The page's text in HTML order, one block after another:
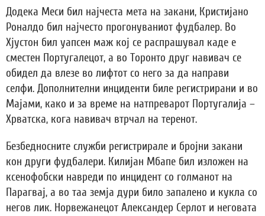
Додека Меси бил најчеста мета на закани, Кристијано
Роналдо бил најчесто прогонуваниот фудбалер. Во
Хјустон бил уапсен маж кој се распрашувал каде е
сместен Португалецот, а во Торонто друг навивач се
обидел да влезе во лифтот со него за да направи
селфи. Дополнителни инциденти биле регистрирани и во
Мајами, како и за време на натпреварот Португалија –
Хрватска, кога навивач втрчал на теренот.
Безбедносните служби регистрирале и бројни закани
кон други фудбалери. Килијан Мбапе бил изложен на
ксенофобски навреди по инцидент со голманот на
Парагвај, а во таа земја дури било запалено и кукла со
негов лик. Норвежанецот Александер Серлот и неговата